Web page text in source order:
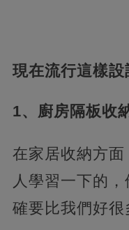
現在流行這樣設
1、廚房隔板收
在家居收納方
人學習一下的
確要比我們好很